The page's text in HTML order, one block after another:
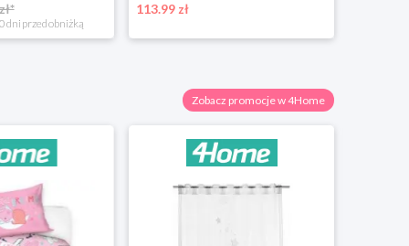
dni przed obniżką
113.99 zł
Zobacz promocje w 4Home